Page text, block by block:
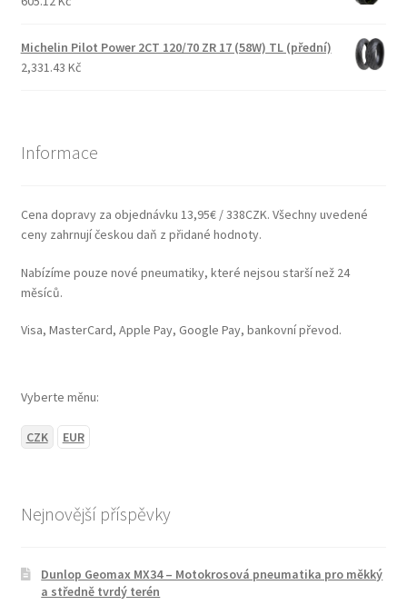
Michelin Pilot Power 2CT 120/70 ZR 17 (58W) TL (přední)
2,331.43 Kč
Informace
Cena dopravy za objednávku 13,95€ / 338CZK. Všechny uvedené
ceny zahrnují českou daň z přidané hodnoty.
Nabízíme pouze nové pneumatiky, které nejsou starší než 24
měsíců.
Visa, MasterCard, Apple Pay, Google Pay, bankovní převod.
Vyberte měnu:
CZK EUR
Nejnovější příspěvky
Dunlop Geomax MX34 – Motokrosová pneumatika pro měkký
a středně tvrdý terén